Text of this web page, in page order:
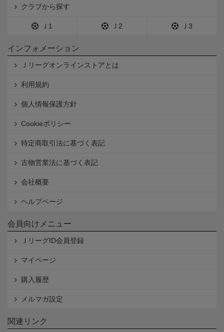
クラブから探す
Ｊ1 Ｊ2 Ｊ3
インフォメーション
Ｊリーグオンラインストアとは
利用規約
個人情報保護方針
Cookieポリシー
特定商取引法に基づく表記
古物営業法に基づく表記
会社概要
ヘルプページ
会員向けメニュー
ＪリーグID会員登録
マイページ
購入履歴
メルマガ設定
関連リンク